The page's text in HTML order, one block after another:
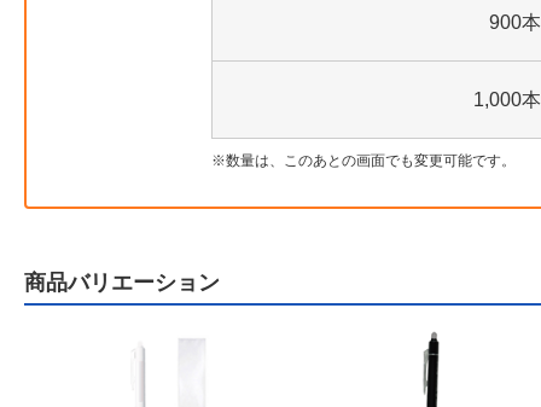
900本
1,000本
数量は、このあとの画面でも変更可能です。
商品バリエーション